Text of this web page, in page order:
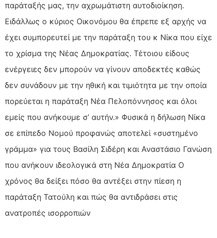
παράταξής μας, την αχρωμάτιστη αυτοδιοίκηση.
Ειδάλλως ο κύριος Οικονόμου θα έπρεπε εξ αρχής να
έχει συμπορευτεί με την παράταξη του κ Νίκα που είχε
το χρίσμα της Νέας Δημοκρατίας. Τέτοιου είδους
ενέργειες δεν μπορούν να γίνουν αποδεκτές καθώς
δεν συνάδουν με την ηθική και τιμιότητα με την οποία
πορεύεται η παράταξη Νέα Πελοπόννησος και όλοι
εμείς που ανήκουμε σ’ αυτήν.» Φυσικά η δήλωση Νίκα
σε επίπεδο Νομού προφανώς αποτελεί «συστημένο
γράμμα» για τους Βασίλη Σιδέρη και Αναστάσιο Γανώση
που ανήκουν ιδεολογικά στη Νέα Δημοκρατία Ο
χρόνος θα δείξει πόσο θα αντέξει στην πίεση η
παράταξη Τατούλη και πώς θα αντιδράσει στις
ανατροπές ισορροπιών